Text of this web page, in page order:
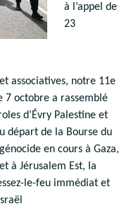
à l’appel de
23
associatives, notre 11e
7 octobre a rassemblé
d’Évry Palestine et
départ de la Bourse du
en cours à Gaza,
à Jérusalem Est, la
le-feu immédiat et